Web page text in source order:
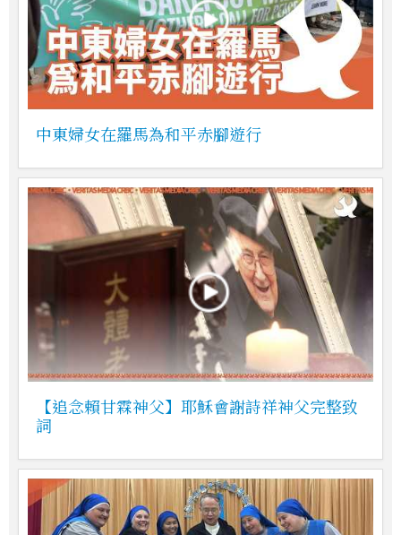
中東婦女在羅馬為和平赤腳遊行
【追念賴甘霖神父】耶穌會謝詩祥神父完整致
詞